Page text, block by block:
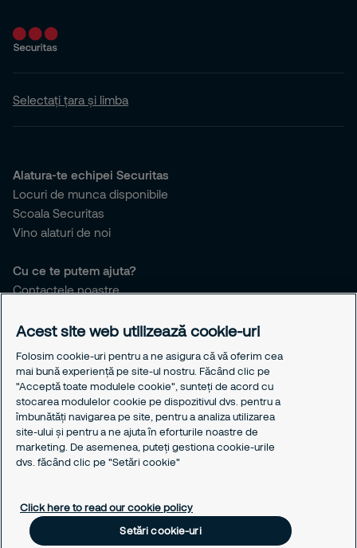
Evenimente
MySecuritas
Selectați țara și limba
Alatura-te echipei Securitas
Locuri de munca disponibile
Scoala Securitas
Vino alaturi de noi
Cu ce te putem ajuta?
Contactele noastre
Responsabilitatea noastra
Politica de confidențialitate
Notificarea de confidențialitate
Notificarea privind protecția datelor pentru candidații la
angajare
Responsible Disclosure
Solutiile noaste de securitate
Serviciile noastre de securitate
Setări cookie-uri
Acest site web utilizează cookie-uri
Folosim cookie-uri pentru a ne asigura că vă oferim cea
mai bună experiență pe site-ul nostru. Făcând clic pe
"Acceptă toate modulele cookie", sunteți de acord cu
stocarea modulelor cookie pe dispozitivul dvs. pentru a
îmbunătăți navigarea pe site, pentru a analiza utilizarea
site-ului și pentru a ne ajuta în eforturile noastre de
marketing. De asemenea, puteți gestiona cookie-urile
dvs. făcând clic pe "Setări cookie"
Click here to read our cookie policy
Setări cookie-uri